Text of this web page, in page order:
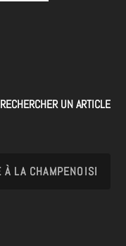
RECHERCHER UN ARTICLE